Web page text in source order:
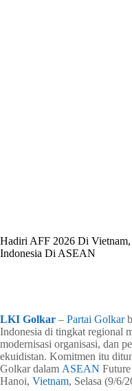
Hadiri AFF 2026 Di Vietnam,
Indonesia Di ASEAN
LKI Golkar – Partai Golkar
Indonesia di tingkat regional
modernisasi organisasi, dan
ekuidistan. Komitmen itu
Golkar dalam ASEAN
Hanoi, Vietnam, Selasa (9/6/